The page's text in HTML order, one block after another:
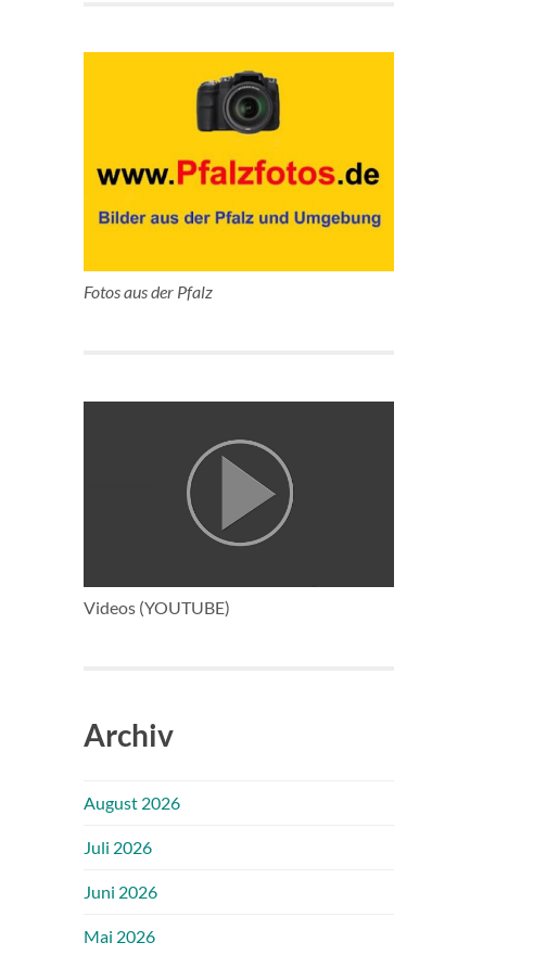
Fotos aus der Pfalz
Videos (YOUTUBE)
Archiv
August 2026
Juli 2026
Juni 2026
Mai 2026